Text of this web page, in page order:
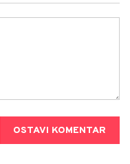
OSTAVI KOMENTAR